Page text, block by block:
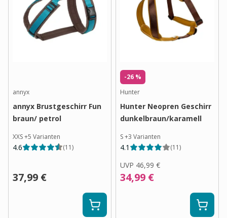
annyx
annyx Brustgeschirr Fun
braun/ petrol
XXS+5 Varianten
4.6 (11)
37,99 €
-26 %
Hunter
Hunter Neopren Geschirr
dunkelbraun/karamell
S+3 Varianten
4.1 (11)
UVP 46,99 €
34,99 €